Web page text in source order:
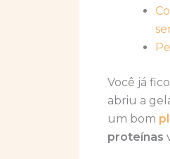
Você já
abriu a
um bom
proteínas